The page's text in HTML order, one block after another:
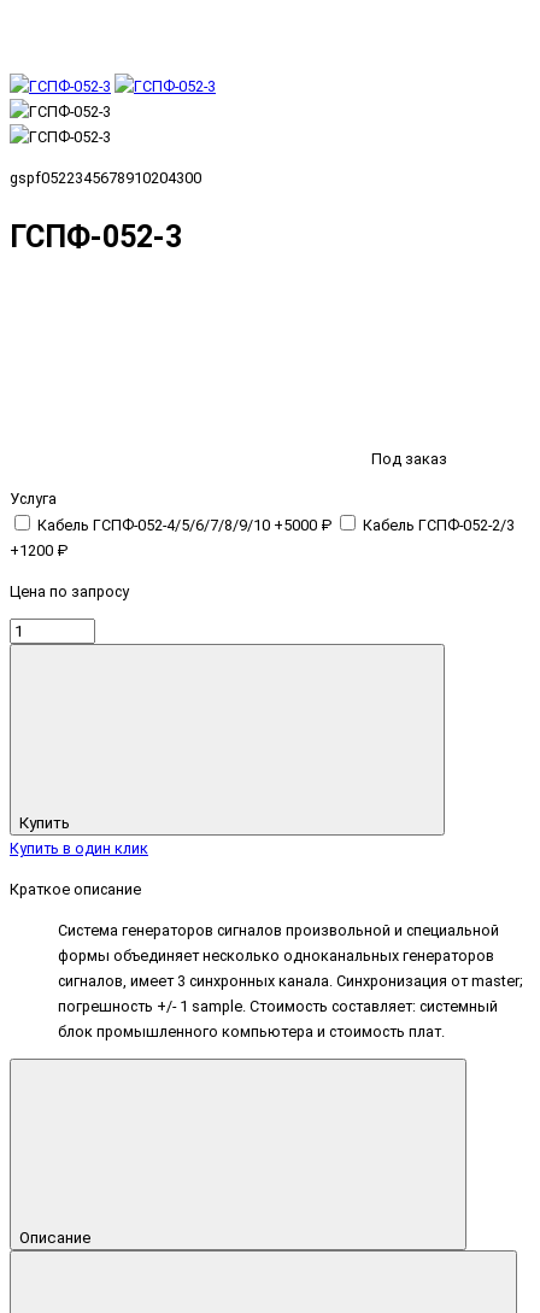
gspf0522345678910204300
ГСПФ-052-3
Под заказ
Услуга
Кабель ГСПФ-052-4/5/6/7/8/9/10 +5000 ₽
Кабель ГСПФ-052-2/3
+1200 ₽
Цена по запросу
Купить
Купить в один клик
Краткое описание
Система генераторов сигналов произвольной и специальной
формы объединяет несколько одноканальных генераторов
сигналов, имеет 3 синхронных канала. Синхронизация от master;
погрешность +/- 1 sample. Стоимость составляет: системный
блок промышленного компьютера и стоимость плат.
Описание